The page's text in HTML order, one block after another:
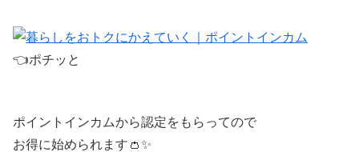
👈ポチッと
ポイントインカムから認定をもらってので
お得に始められます👛 ✨